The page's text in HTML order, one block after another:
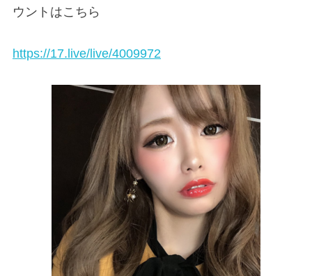
ウントはこちら
https://17.live/live/4009972